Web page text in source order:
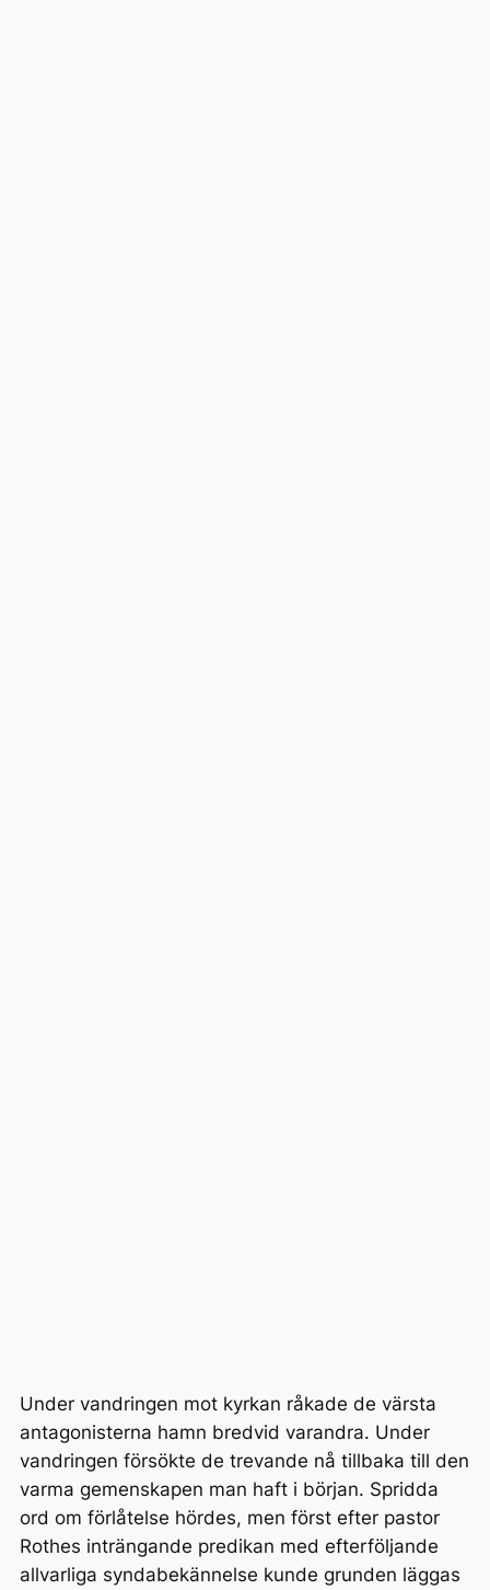
Under vandringen mot kyrkan råkade de värsta
antagonisterna hamn bredvid varandra. Under
vandringen försökte de trevande nå tillbaka till den
varma gemenskapen man haft i början. Spridda
ord om förlåtelse hördes, men först efter pastor
Rothes inträngande predikan med efterföljande
allvarliga syndabekännelse kunde grunden läggas